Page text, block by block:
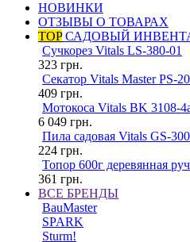
НОВИНКИ
ОТЗЫВЫ О ТОВАРАХ
TOPСАДОВЫЙ
Сучкорез Vitals LS-380-01
323 грн.
Секатор Vitals Master PS-
409 грн.
Мотокоса Vitals BK 3108-
6 049 грн.
Пила садовая Vitals GS-
224 грн.
Топор 600г деревянная
361 грн.
ВСЕ БРЕНДЫ
BauMaster
SPARK
Sturm!